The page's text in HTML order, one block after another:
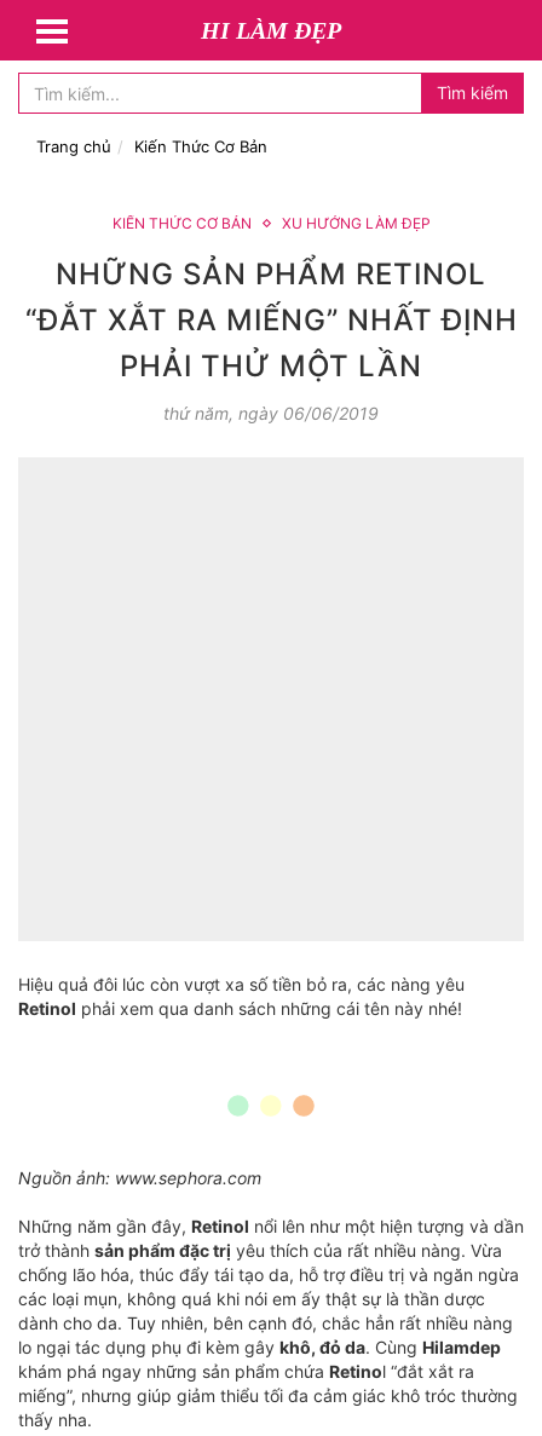
HI LÀM ĐẸP
Tìm kiếm
Trang chủ Kiến Thức Cơ Bản
KIẾN THỨC CƠ BẢN XU HƯỚNG LÀM ĐẸP
NHỮNG SẢN PHẨM RETINOL
“ĐẮT XẮT RA MIẾNG” NHẤT ĐỊNH
PHẢI THỬ MỘT LẦN
thứ năm, ngày 06/06/2019
Hiệu quả đôi lúc còn vượt xa số tiền bỏ ra, các nàng yêu
Retinol phải xem qua danh sách những cái tên này nhé!
Nguồn ảnh: www.sephora.com
Những năm gần đây, Retinol nổi lên như một hiện tượng và dần
trở thành sản phẩm đặc trị yêu thích của rất nhiều nàng. Vừa
chống lão hóa, thúc đẩy tái tạo da, hỗ trợ điều trị và ngăn ngừa
các loại mụn, không quá khi nói em ấy thật sự là thần dược
dành cho da. Tuy nhiên, bên cạnh đó, chắc hẳn rất nhiều nàng
lo ngại tác dụng phụ đi kèm gây khô, đỏ da. Cùng Hilamdep
khám phá ngay những sản phẩm chứa Retinol “đắt xắt ra
miếng”, nhưng giúp giảm thiểu tối đa cảm giác khô tróc thường
thấy nha.